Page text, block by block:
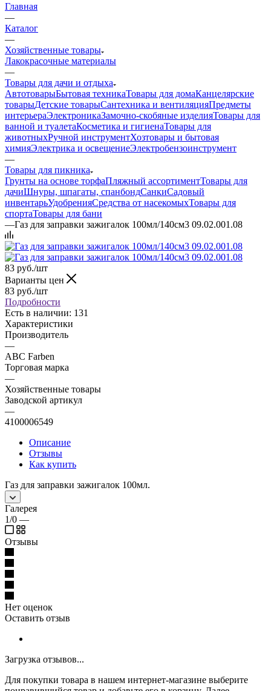
Главная
—
Каталог
—
Хозяйственные товары
Лакокрасочные материалы
—
Товары для дачи и отдыха
АвтотоварыБытовая техникаТовары для домаКанцелярские
товарыДетские товарыСантехника и вентиляцияПредметы
интерьераЭлектроникаЗамочно-скобяные изделияТовары для
ванной и туалетаКосметика и гигиенаТовары для
животныхРучной инструментХозтовары и бытовая
химияЭлектрика и освещениеЭлектробензоинструмент
—
Товары для пикника
Грунты на основе торфаПляжный ассортиментТовары для
дачиШнуры, шпагаты, спанбондСанкиСадовый
инвентарьУдобренияСредства от насекомыхТовары для
спортаТовары для бани
—Газ для заправки зажигалок 100мл/140см3 09.02.001.08
83 руб./шт
Варианты цен
83 руб./шт
Подробности
Есть в наличии: 131
Характеристики
Производитель
—
ABC Farben
Торговая марка
—
Хозяйственные товары
Заводской артикул
—
4100006549
Описание
Отзывы
Как купить
Газ для заправки зажигалок 100мл.
Галерея
1/0 —
Отзывы
Нет оценок
Оставить отзыв
Загрузка отзывов...
Для покупки товара в нашем интернет-магазине выберите